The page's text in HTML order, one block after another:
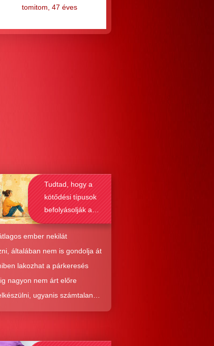
tomitom, 47 éves
Tudtad, hogy a
kötődési típusok
befolyásolják a
társkeresést is?
ember nekilát
általában nem is gondolja át
lakozhat a párkeresés
nagyon nem árt előre
ugyanis számtalan
megmenteni téged is az,
működését, a párkapcsolatok